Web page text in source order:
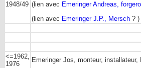
1948/49 (lien avec Emeringer Andreas,
(lien avec Emeringer J.P., Mersch ? )
<=1962,
1976
Emeringer Jos, monteur, installateur,